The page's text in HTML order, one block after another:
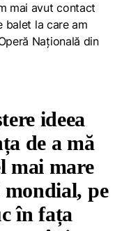
mai avut contact
balet la care am
Națională din
ideea
de a mă
mai mare
pe
în fața